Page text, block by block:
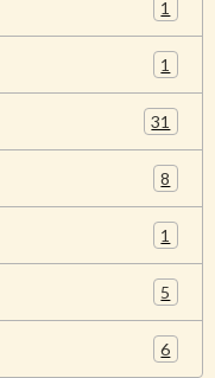
1
1
31
8
1
5
6